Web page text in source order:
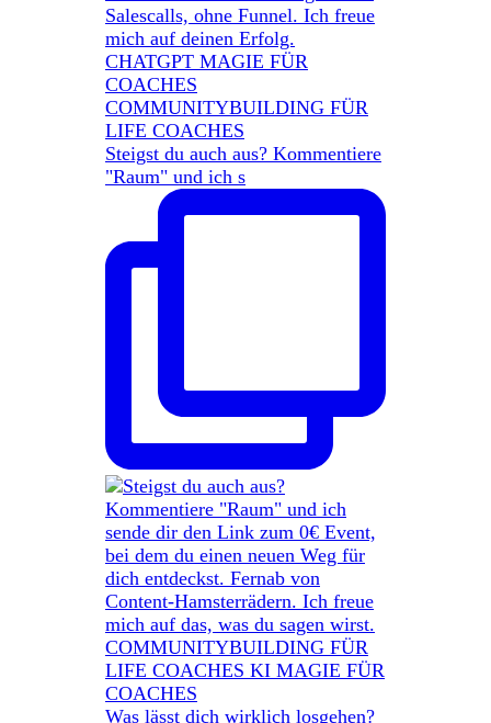
Steigst du auch aus? Kommentiere
"Raum" und ich s
Was lässt dich wirklich losgehen?